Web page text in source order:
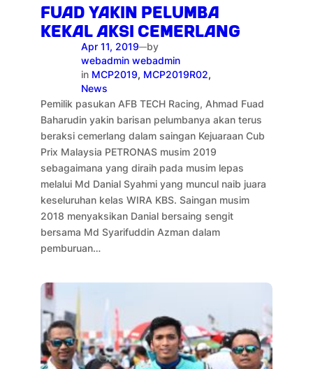
FUAD YAKIN PELUMBA
KEKAL AKSI CEMERLANG
Apr 11, 2019—by
webadmin webadmin
in MCP2019, MCP2019R02
News
Pemilik pasukan AFB TECH Racing, Ahmad Fuad
Baharudin yakin barisan pelumbanya akan terus
beraksi cemerlang dalam saingan Kejuaraan Cub
Prix Malaysia PETRONAS musim 2019
sebagaimana yang diraih pada musim lepas
melalui Md Danial Syahmi yang muncul naib juara
keseluruhan kelas WIRA KBS. Saingan musim
2018 menyaksikan Danial bersaing sengit
bersama Md Syarifuddin Azman dalam
pemburuan…